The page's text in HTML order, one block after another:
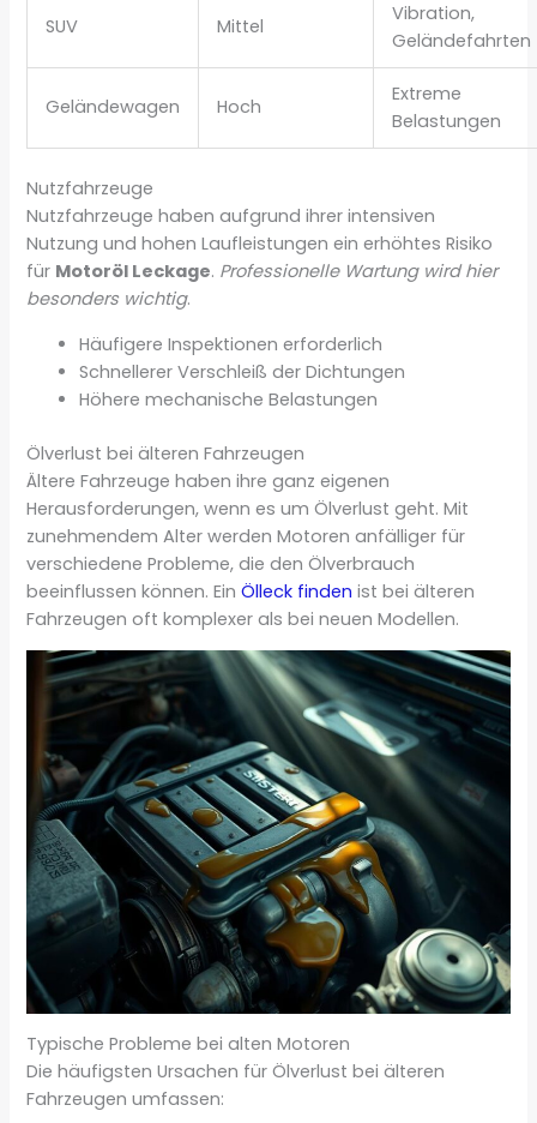
SUV Mittel
Vibration,
Geländefahrten
Geländewagen Hoch
Extreme
Belastungen
Nutzfahrzeuge
Nutzfahrzeuge haben aufgrund ihrer intensiven
Nutzung und hohen Laufleistungen ein erhöhtes Risiko
für Motoröl Leckage. Professionelle Wartung wird hier
besonders wichtig.
Häufigere Inspektionen erforderlich
Schnellerer Verschleiß der Dichtungen
Höhere mechanische Belastungen
Ölverlust bei älteren Fahrzeugen
Ältere Fahrzeuge haben ihre ganz eigenen
Herausforderungen, wenn es um Ölverlust geht. Mit
zunehmendem Alter werden Motoren anfälliger für
verschiedene Probleme, die den Ölverbrauch
beeinflussen können. EinÖlleck finden ist bei älteren
Fahrzeugen oft komplexer als bei neuen Modellen.
Typische Probleme bei alten Motoren
Die häufigsten Ursachen für Ölverlust bei älteren
Fahrzeugen umfassen: